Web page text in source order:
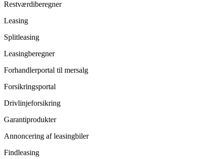
Restværdiberegner
Leasing
Splitleasing
Leasingberegner
Forhandlerportal til mersalg
Forsikringsportal
Drivlinjeforsikring
Garantiprodukter
Annoncering af leasingbiler
Findleasing